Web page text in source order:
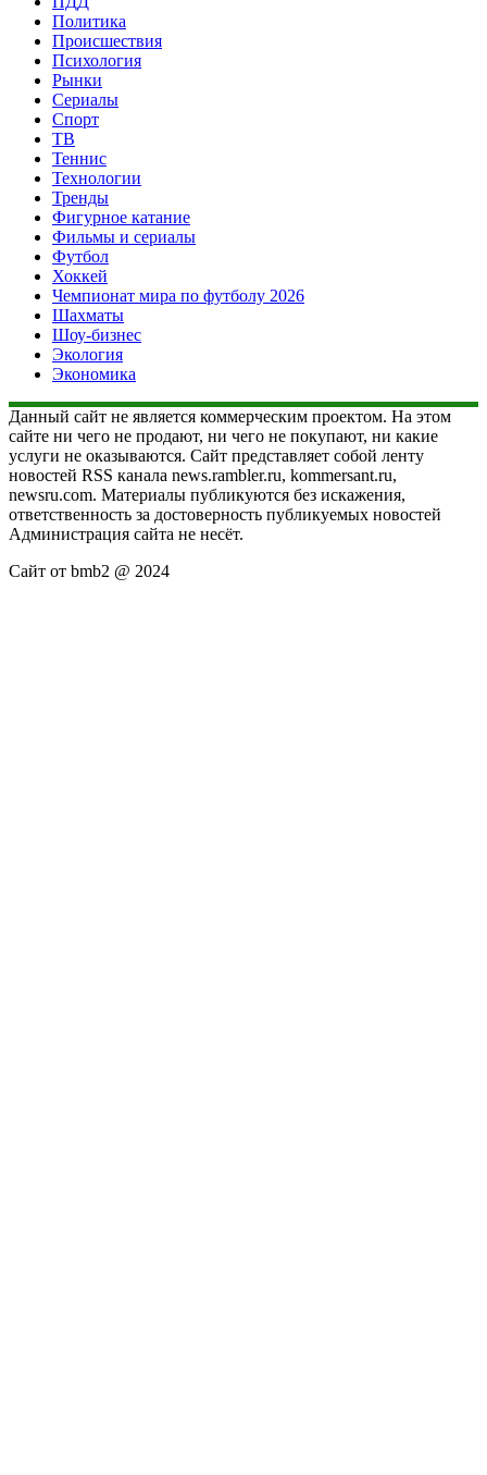
Политика
Происшествия
Психология
Рынки
Сериалы
Спорт
ТВ
Теннис
Технологии
Тренды
Фигурное катание
Фильмы и сериалы
Футбол
Хоккей
Чемпионат мира по футболу 2026
Шахматы
Шоу-бизнес
Экология
Экономика
Данный сайт не является коммерческим проектом. На этом
сайте ни чего не продают, ни чего не покупают, ни какие
услуги не оказываются. Сайт представляет собой ленту
новостей RSS канала news.rambler.ru, kommersant.ru,
newsru.com. Материалы публикуются без искажения,
ответственность за достоверность публикуемых новостей
Администрация сайта не несёт.
Сайт от bmb2 @ 2024